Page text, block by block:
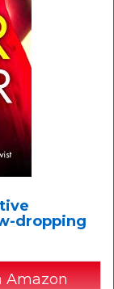
dropping
Amazon